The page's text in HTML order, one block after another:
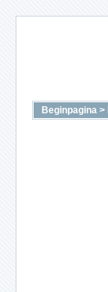
Beginpagina >